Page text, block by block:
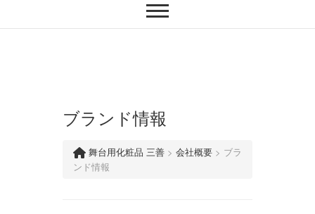
舞台用化粧品 三善
ブランド情報
舞台用化粧品 三善 > 会社概要 > ブラ
ンド情報